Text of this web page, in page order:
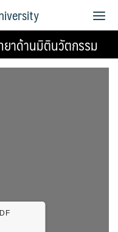
าด้านมิตินวัตกรรม